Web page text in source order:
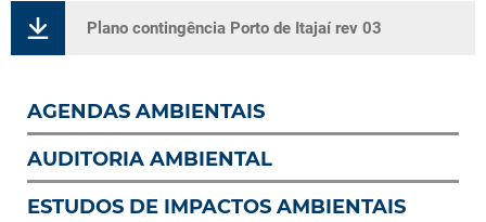
AGENDAS AMBIENTAIS
AUDITORIA AMBIENTAL
ESTUDOS DE IMPACTOS AMBIENTAIS
Plano contingência Porto de Itajaí rev 03